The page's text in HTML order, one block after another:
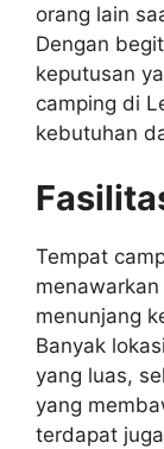
orang lain
Dengan
keputusan
camping di
kebutuhan
Tempat
menunjang
Banyak
yang luas,
yang
terdapat